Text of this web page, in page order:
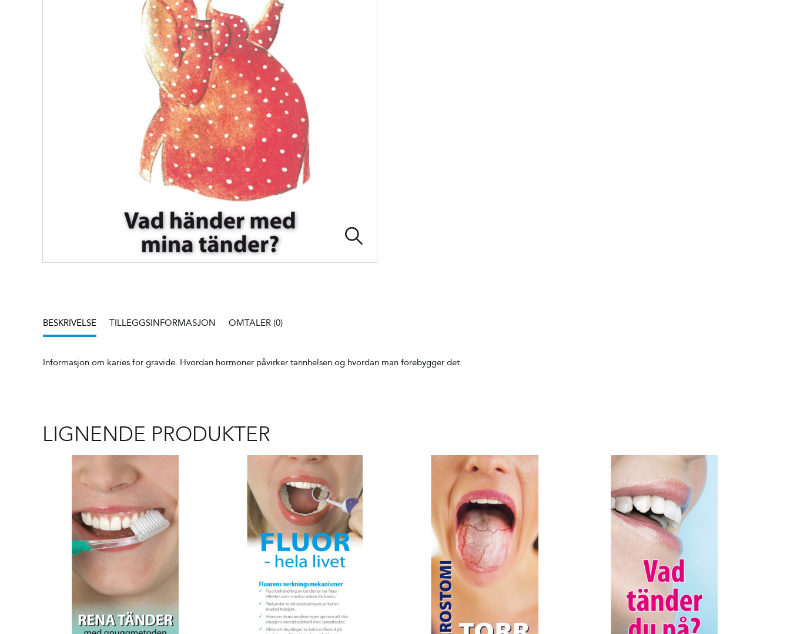
BESKRIVELSE TILLEGGSINFORMASJON OMTALER (0)
Informasjon om karies for gravide. Hvordan hormoner påvirker tannhelsen og hvordan man forebygger det.
LIGNENDE PRODUKTER